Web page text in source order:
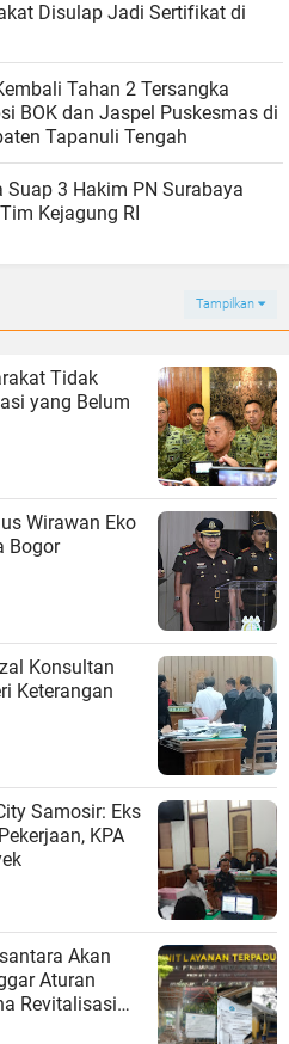
Disulap Jadi Sertifikat di
Tahan 2 Tersangka
BOK dan Jaspel Puskesmas di
Tapanuli Tengah
Suap 3 Hakim PN Surabaya
Kejagung RI
Tampilkan
Tidak
yang Belum
Wirawan Eko
Bogor
Konsultan
Keterangan
Samosir: Eks
KPA
Akan
Aturan